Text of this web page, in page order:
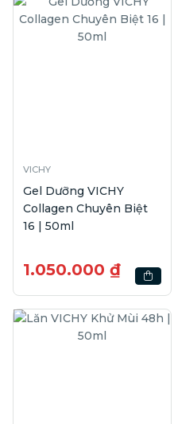
VICHY
Gel Dưỡng VICHY
Collagen Chuyên Biệt
16 | 50ml
1.050.000 ₫